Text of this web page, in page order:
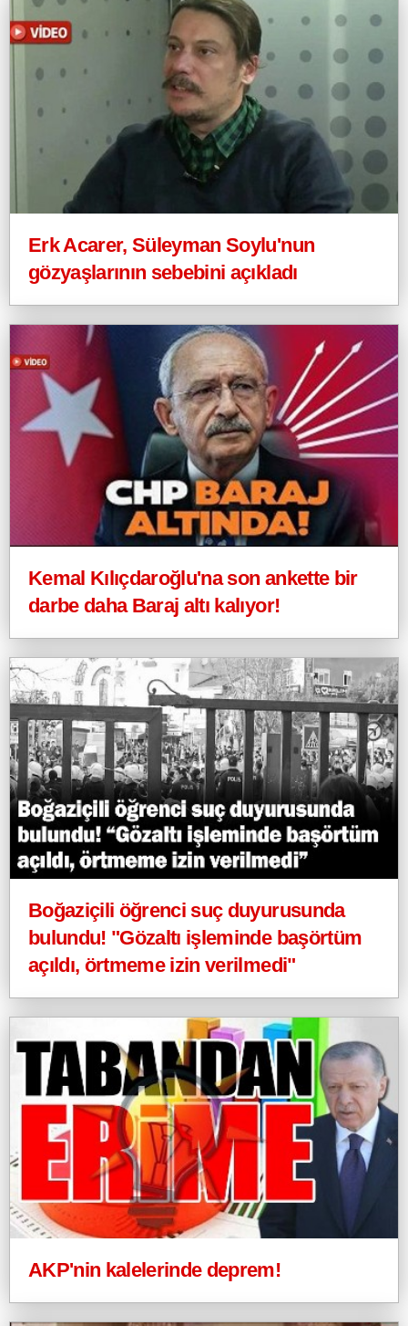
Erk Acarer, Süleyman Soylu'nun
gözyaşlarının sebebini açıkladı
Kemal Kılıçdaroğlu'na son ankette bir
darbe daha Baraj altı kalıyor!
Boğaziçili öğrenci suç duyurusunda
bulundu! "Gözaltı işleminde başörtüm
açıldı, örtmeme izin verilmedi"
AKP'nin kalelerinde deprem!